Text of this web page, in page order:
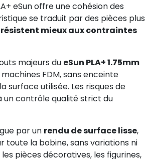
eSun offre une cohésion des
se traduit par des pièces plus
résistent mieux aux contraintes
majeurs du eSun PLA+ 1.75mm
FDM, sans enceinte
utilisée. Les risques de
un contrôle qualité strict du
par un rendu de surface lisse,
toute la bobine, sans variations ni
pièces décoratives, les figurines,